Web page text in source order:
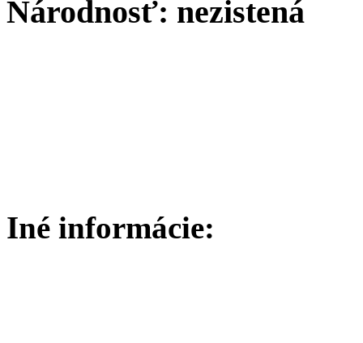
Národnosť: nezistená
Iné informácie: